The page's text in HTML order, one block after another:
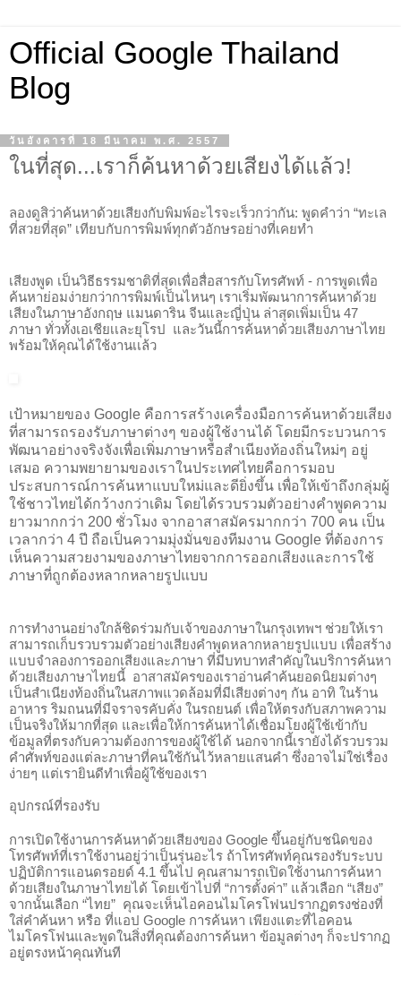
Official Google Thailand
Blog
วันอังคารที่ 18 มีนาคม พ.ศ. 2557
ในที่สุด...เราก็ค้นหาด้วยเสียงได้แล้ว!
ลองดูสิว่าค้นหาด้วยเสียงกับพิมพ์อะไรจะเร็วกว่ากัน: พูดคำว่า “ทะเล
ที่สวยที่สุด” เทียบกับการพิมพ์ทุกตัวอักษรอย่างที่เคยทำ
เสียงพูด เป็นวิธีธรรมชาติที่สุดเพื่อสื่อสารกับโทรศัพท์ - การพูดเพื่อ
ค้นหาย่อมง่ายกว่าการพิมพ์เป็นไหนๆ เราเริ่มพัฒนาการค้นหาด้วย
เสียงในภาษาอังกฤษ แมนดาริน จีนและญี่ปุ่น ล่าสุดเพิ่มเป็น 47
ภาษา ทั่วทั้งเอเชียเเละยุโรป  และวันนี้การค้นหาด้วยเสียงภาษาไทย
พร้อมให้คุณได้ใช้งานเเล้ว
เป้าหมายของ Google คือการสร้างเครื่องมือการค้นหาด้วยเสียง
ที่สามารถรองรับภาษาต่างๆ ของผู้ใช้งานได้ โดยมีกระบวนการ
พัฒนาอย่างจริงจังเพื่อเพิ่มภาษาหรือสำเนียงท้องถิ่นใหม่ๆ อยู่
เสมอ ความพยายามของเราในประเทศไทยคือการมอบ
ประสบการณ์การค้นหาแบบใหม่และดียิ่งขึ้น เพื่อให้เข้าถึงกลุ่มผู้
ใช้ชาวไทยได้กว้างกว่าเดิม โดยได้รวบรวมตัวอย่างคำพูดความ
ยาวมากกว่า 200 ชั่วโมง จากอาสาสมัครมากกว่า 700 คน เป็น
เวลากว่า 4 ปี ถือเป็นความมุ่งมั่นของทีมงาน Google ที่ต้องการ
เห็นความสวยงามของภาษาไทยจากการออกเสียงและการใช้
ภาษาที่ถูกต้องหลากหลายรูปแบบ
การทำงานอย่างใกล้ชิดร่วมกับเจ้าของภาษาในกรุงเทพฯ ช่วยให้เรา
สามารถเก็บรวบรวมตัวอย่างเสียงคำพูดหลากหลายรูปแบบ เพื่อสร้าง
แบบจำลองการออกเสียงและภาษา ที่มีบทบาทสำคัญในบริการค้นหา
ด้วยเสียงภาษาไทยนี้  อาสาสมัครของเราอ่านคำค้นยอดนิยมต่างๆ
เป็นสำเนียงท้องถิ่นในสภาพแวดล้อมที่มีเสียงต่างๆ กัน อาทิ ในร้าน
อาหาร ริมถนนที่มีจราจรคับคั่ง ในรถยนต์ เพื่อให้ตรงกับสภาพความ
เป็นจริงให้มากที่สุด และเพื่อให้การค้นหาได้เชื่อมโยงผู้ใช้เข้ากับ
ข้อมูลที่ตรงกับความต้องการของผู้ใช้ได้ นอกจากนี้เรายังได้รวบรวม
คำศัพท์ของแต่ละภาษาที่คนใช้กันไว้หลายแสนคำ ซึ่งอาจไม่ใช่เรื่อง
ง่ายๆ แต่เรายินดีทำเพื่อผู้ใช้ของเรา
อุปกรณ์ที่รองรับ
การเปิดใช้งานการค้นหาด้วยเสียงของ Google ขึ้นอยู่กับชนิดของ
โทรศัพท์ที่เราใช้งานอยู่ว่าเป็นรุ่นอะไร ถ้าโทรศัพท์คุณรองรับระบบ
ปฏิบัติการแอนดรอยด์ 4.1 ขึ้นไป คุณสามารถเปิดใช้งานการค้นหา
ด้วยเสียงในภาษาไทยได้ โดยเข้าไปที่ “การตั้งค่า” แล้วเลือก “เสียง”
จากนั้นเลือก “ไทย”  คุณจะเห็นไอคอนไมโครโฟนปรากฏตรงช่องที่
ใส่คำค้นหา หรือ ที่แอป Google การค้นหา เพียงแตะที่ไอคอน
ไมโครโฟนและพูดในสิ่งที่คุณต้องการค้นหา ข้อมูลต่างๆ ก็จะปรากฏ
อยู่ตรงหน้าคุณทันที